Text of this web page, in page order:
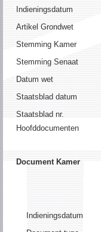
Indieningsdatum
Artikel Grondwet
Stemming Kamer
Stemming Senaat
Datum wet
Staatsblad datum
Staatsblad nr.
Hoofddocumenten
Document Kamer
Indieningsdatum